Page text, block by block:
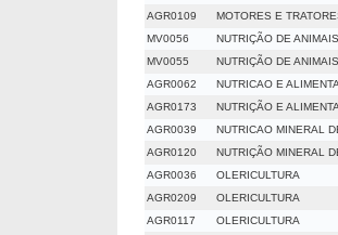
AGR0109
MOTORES E
MV0056
NUTRIÇÃO DE
MV0055
NUTRIÇÃO DE
AGR0062
NUTRICAO E
AGR0173
NUTRIÇÃO E
AGR0039
NUTRICAO MINERAL
AGR0120
NUTRIÇÃO MINERAL
AGR0036
OLERICULTURA
AGR0209
OLERICULTURA
AGR0117
OLERICULTURA